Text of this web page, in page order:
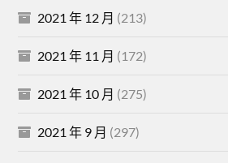
2021 年 12 月 (213)
2021 年 11 月 (172)
2021 年 10 月 (275)
2021 年 9 月 (297)